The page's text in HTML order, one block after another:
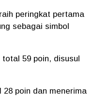
peringkat pertama
sebagai simbol
59 poin, disusul
poin dan menerima